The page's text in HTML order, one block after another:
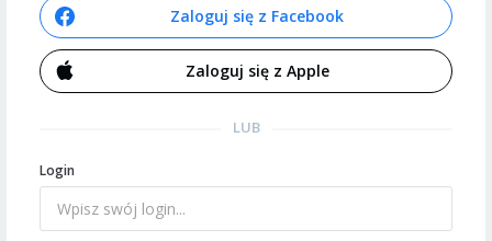
Zaloguj się z Facebook
Zaloguj się z Apple
LUB
Login